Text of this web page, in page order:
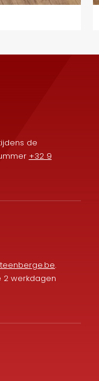
de
+32 9
.
2 werkdagen